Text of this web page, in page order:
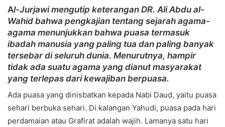
Al-Jurjawi mengutip keterangan DR. Ali Abdu al-
Wahid bahwa pengkajian tentang sejarah agama-
agama menunjukkan bahwa puasa termasuk
ibadah manusia yang paling tua dan paling banyak
tersebar di seluruh dunia. Menurutnya, hampir
tidak ada suatu agama yang dianut masyarakat
yang terlepas dari kewajiban berpuasa.
Ada puasa yang dinisbatkan kepada Nabi Daud, yaitu puasa
sehari berbuka sehari. Di kalangan Yahudi, puasa pada hari
perdamaian atau Grafirat adalah wajih. Lamanya satu hari